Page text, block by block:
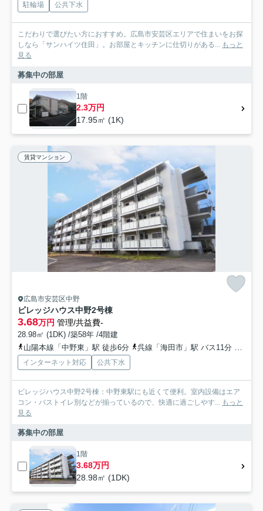
駐輪場 公共下水
こだわりで選びたい方におすすめ。広島市安芸区エリアで住まいをお探
しなら「サンハイツ住田」。お部屋とキッチンに仕切りがある... もっと
見る
募集中の部屋
1階
2.3万円
17.95㎡ (1K)
賃貸マンション
広島市安芸区中野
ビレッジハウス中野2号棟
3.68万円 管理/共益費-
28.98㎡ (1DK) /築58年 /4階建
山陽本線「中野東」駅 徒歩6分
呉線「海田市」駅 バス11分 「平原橋（芸陽バス）」 停歩6分
インターネット対応 公共下水
ビレッジハウス中野2号棟：中野東駅にも近くて便利。室内設備はエア
コン・バストイレ別などが揃っているので、快適に過ごしやす... もっと
見る
募集中の部屋
1階
3.68万円
28.98㎡ (1DK)